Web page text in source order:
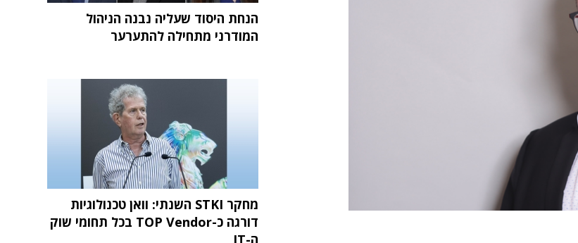
הנחת היסוד שעליה נבנה הניהול
המודרני מתחילה להתערער
מחקר STKI השנתי: וואן טכנולוגיות
דורגה כ-TOP Vendor בכל תחומי שוק
ה-IT